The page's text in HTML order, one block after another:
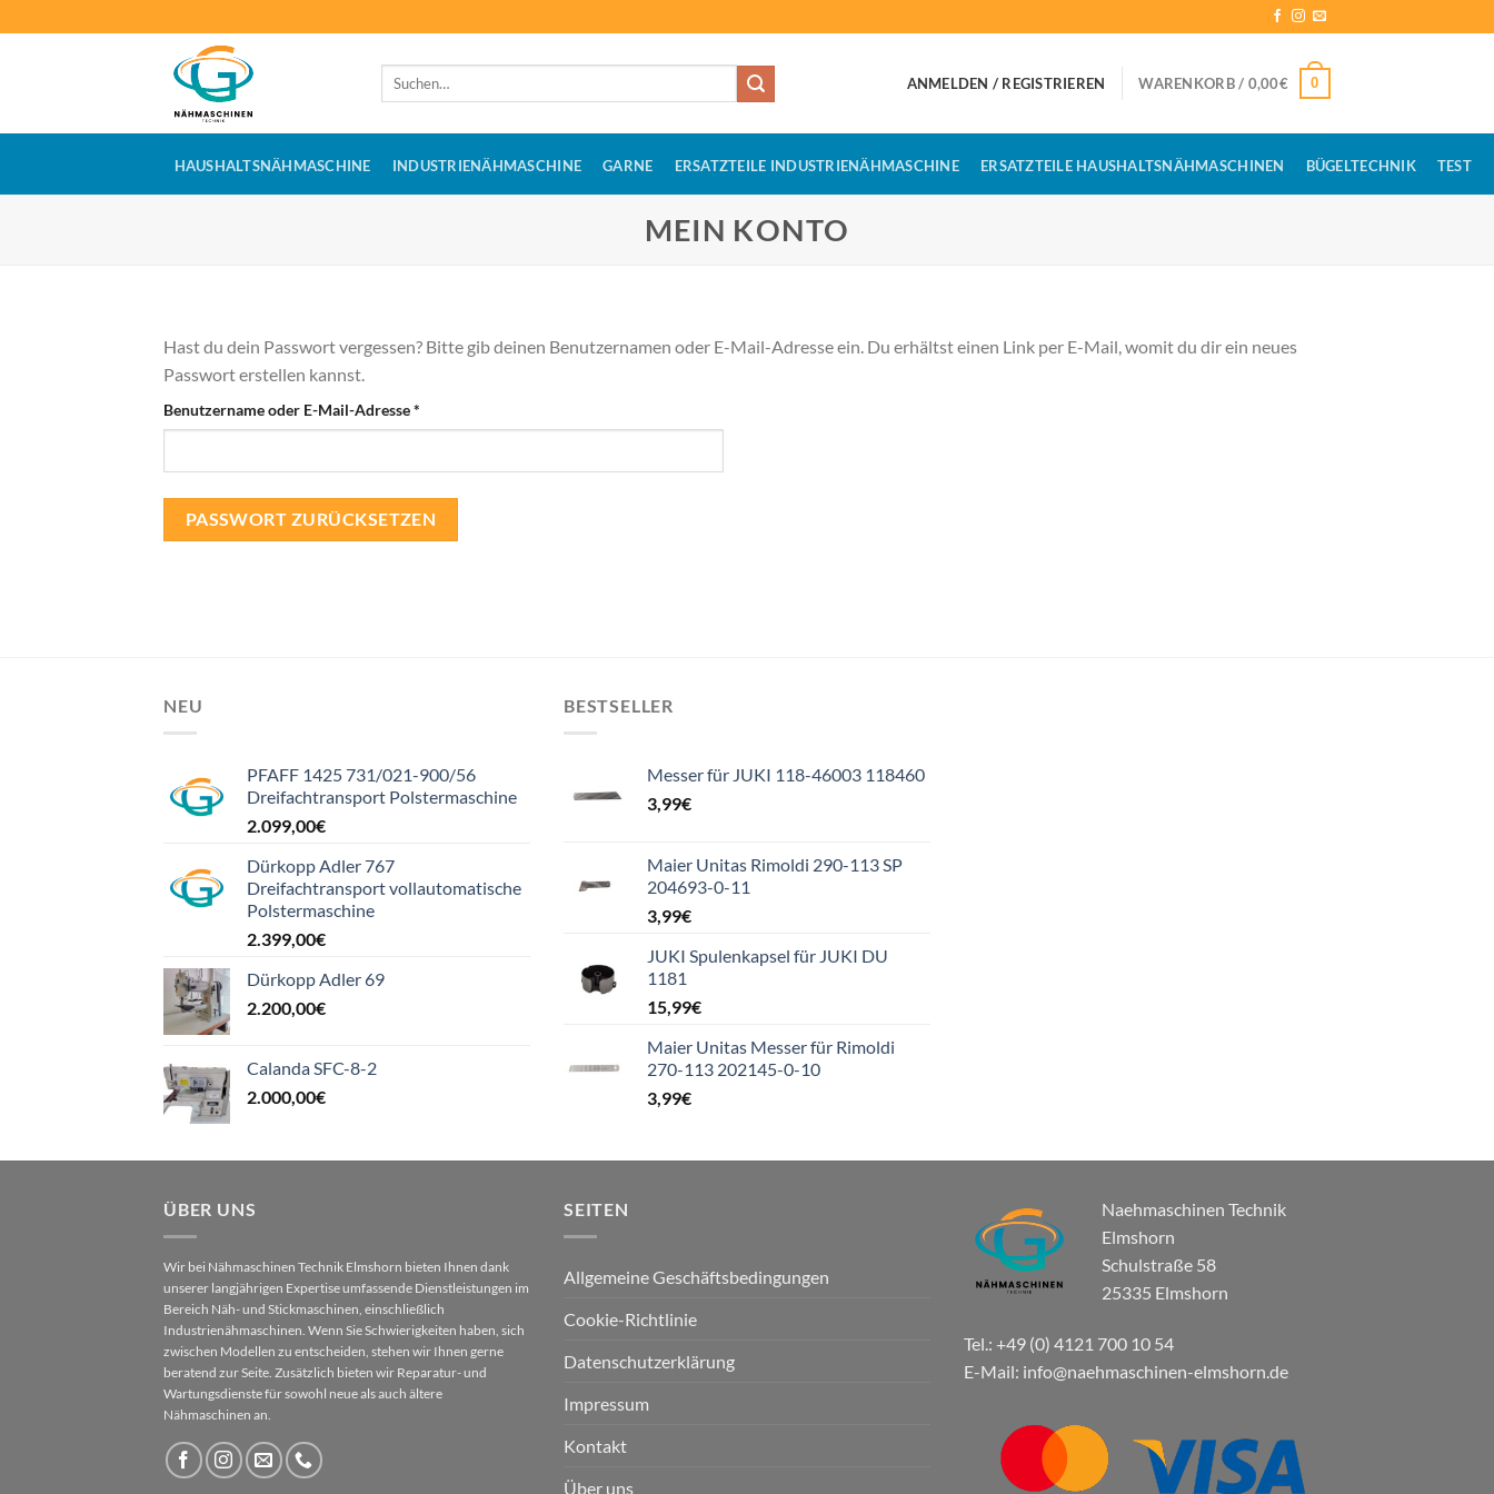
Inhalt
Suchen
ANMELDEN / REGISTRIEREN WARENKORB / 0,00€ 0
HAUSHALTSNÄHMASCHINE INDUSTRIENÄHMASCHINE GARNE ERSATZTEILE INDUSTRIENÄHMASCHINE ERSATZTEILE HAUSHALTSNÄHMASCHINEN BÜGELTECHNIK TEST
MEIN KONTO
Hast du dein Passwort vergessen? Bitte gib deinen Benutzernamen oder E-Mail-Adresse ein. Du erhältst einen Link per E-Mail, womit du dir ein neues
Passwort erstellen kannst.
Benutzername oder E-Mail-Adresse*
PASSWORT ZURÜCKSETZEN
NEU
PFAFF 1425 731/021-900/56
Dreifachtransport Polstermaschine
2.099,00€
Dürkopp Adler 767
Dreifachtransport vollautomatische
Polstermaschine
2.399,00€
Dürkopp Adler 69
2.200,00€
Calanda SFC-8-2
2.000,00€
BESTSELLER
Messer für JUKI 118-46003 118460
3,99€
Maier Unitas Rimoldi 290-113 SP
204693-0-11
3,99€
JUKI Spulenkapsel für JUKI DU
1181
15,99€
Maier Unitas Messer für Rimoldi
270-113 202145-0-10
3,99€
ÜBER UNS
Wir bei Nähmaschinen Technik Elmshorn bieten Ihnen dank
unserer langjährigen Expertise umfassende Dienstleistungen im
Bereich Näh- und Stickmaschinen, einschließlich
Industrienähmaschinen. Wenn Sie Schwierigkeiten haben, sich
zwischen Modellen zu entscheiden, stehen wir Ihnen gerne
beratend zur Seite. Zusätzlich bieten wir Reparatur- und
Wartungsdienste für sowohl neue als auch ältere
Nähmaschinen an.
SEITEN
Allgemeine Geschäftsbedingungen
Cookie-Richtlinie
Datenschutzerklärung
Impressum
Kontakt
Über uns
Naehmaschinen Technik
Elmshorn
Schulstraße 58
25335 Elmshorn
Tel.: +49 (0) 4121 700 10 54
E-Mail: info@naehmaschinen-elmshorn.de